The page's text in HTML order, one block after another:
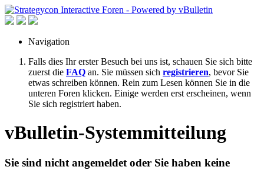
Navigation
Falls dies Ihr erster Besuch bei uns ist, schauen Sie sich bitte
zuerst die FAQ an. Sie müssen sich registrieren, bevor Sie
etwas schreiben können. Rein zum Lesen können Sie in die
unteren Foren klicken. Einige werden erst erscheinen, wenn
Sie sich registriert haben.
vBulletin-Systemmitteilung
Sie sind nicht angemeldet oder Sie haben keine